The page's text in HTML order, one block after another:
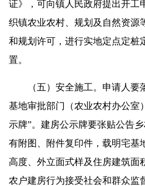
证》，可向镇人民政府提出开工
织镇农业农村、规划及自然资源
和规划许可，进行实地定点定桩
置。
（五）安全施工。申请人要
基地审批部门（农业农村办公室
示牌”。建房公示牌要张贴公告
有附图、附件复印件，载明宅基
高度、外立面式样及住房建筑面
农户建房行为接受社会和群众监